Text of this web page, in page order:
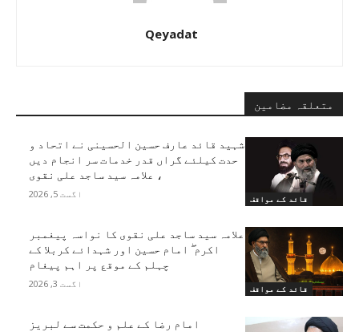
Qeyadat
متعلقہ مضامین
قائد کے مواقف
شہید قائد عارف حسین الحسینی نے اتحاد و
حدت کیلئے گراں قدر خدمات سر انجام دیں
، علامہ سید ساجد علی نقوی
اگست 5, 2026
قائد کے مواقف
علامہ سید ساجد علی نقوی کا نواسہ پیغمبر
اکرم ۖ امام حسین اور شہدائے کربلا کے
چہلم کے موقع پر اہم پیغام
اگست 3, 2026
امام رضا کے علم و حکمت سے لبریز